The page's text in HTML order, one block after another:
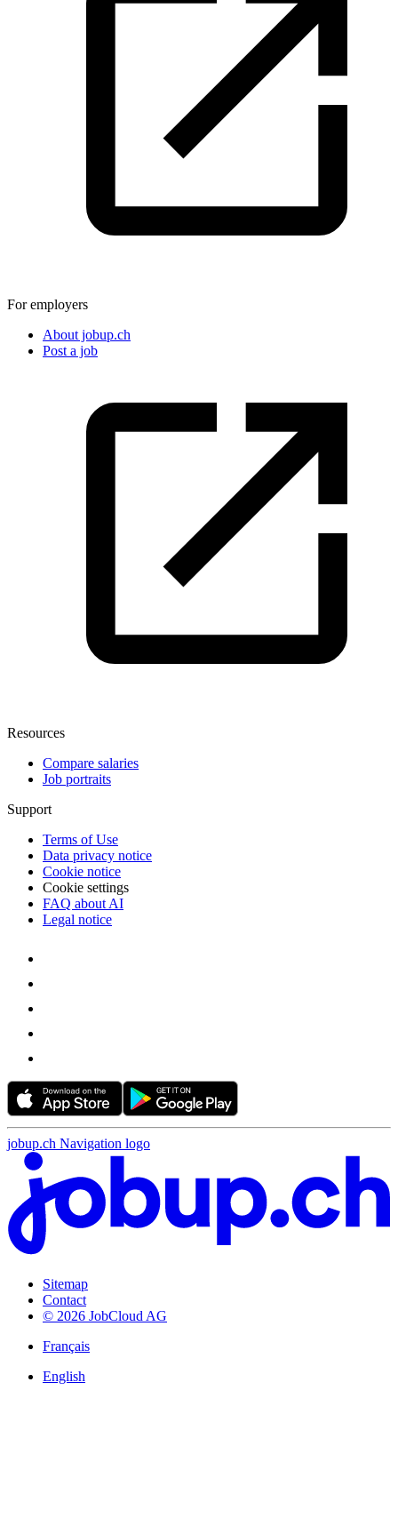
For employers
About jobup.ch
Post a job
Resources
Compare salaries
Job portraits
Support
Terms of Use
Data privacy notice
Cookie notice
Cookie settings
FAQ about AI
Legal notice
jobup.ch Navigation logo
Sitemap
Contact
© 2026 JobCloud AG
Français
English